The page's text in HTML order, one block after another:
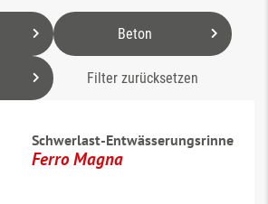
Beton
Filter zurücksetzen
Schwerlast-Entwässerungsrinne
Ferro Magna